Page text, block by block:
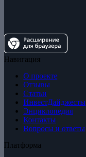
Навигация
О проекте
Отзывы
Статьи
ИнвестДайджесты
Энциклопедия
Контакты
Вопросы и ответы
Платформа